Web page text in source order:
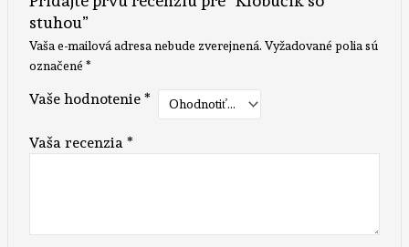
stuhou”
Vaša e-mailová adresa nebude zverejnená. Vyžadované polia sú
označené *
Vaše hodnotenie *
Vaša recenzia *